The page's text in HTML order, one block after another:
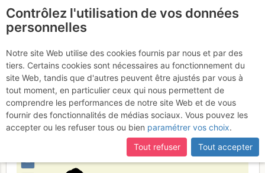
Shanghai
Type de région limite administrative
–
Contrôlez l'utilisation de vos données
personnelles
Notre site Web utilise des cookies fournis par nous et par des
tiers. Certains cookies sont nécessaires au fonctionnement du
site Web, tandis que d'autres peuvent être ajustés par vous à
tout moment, en particulier ceux qui nous permettent de
comprendre les performances de notre site Web et de vous
fournir des fonctionnalités de médias sociaux. Vous pouvez les
accepter ou les refuser tous ou bien paramétrer vos choix.
Tout refuser
Tout accepter